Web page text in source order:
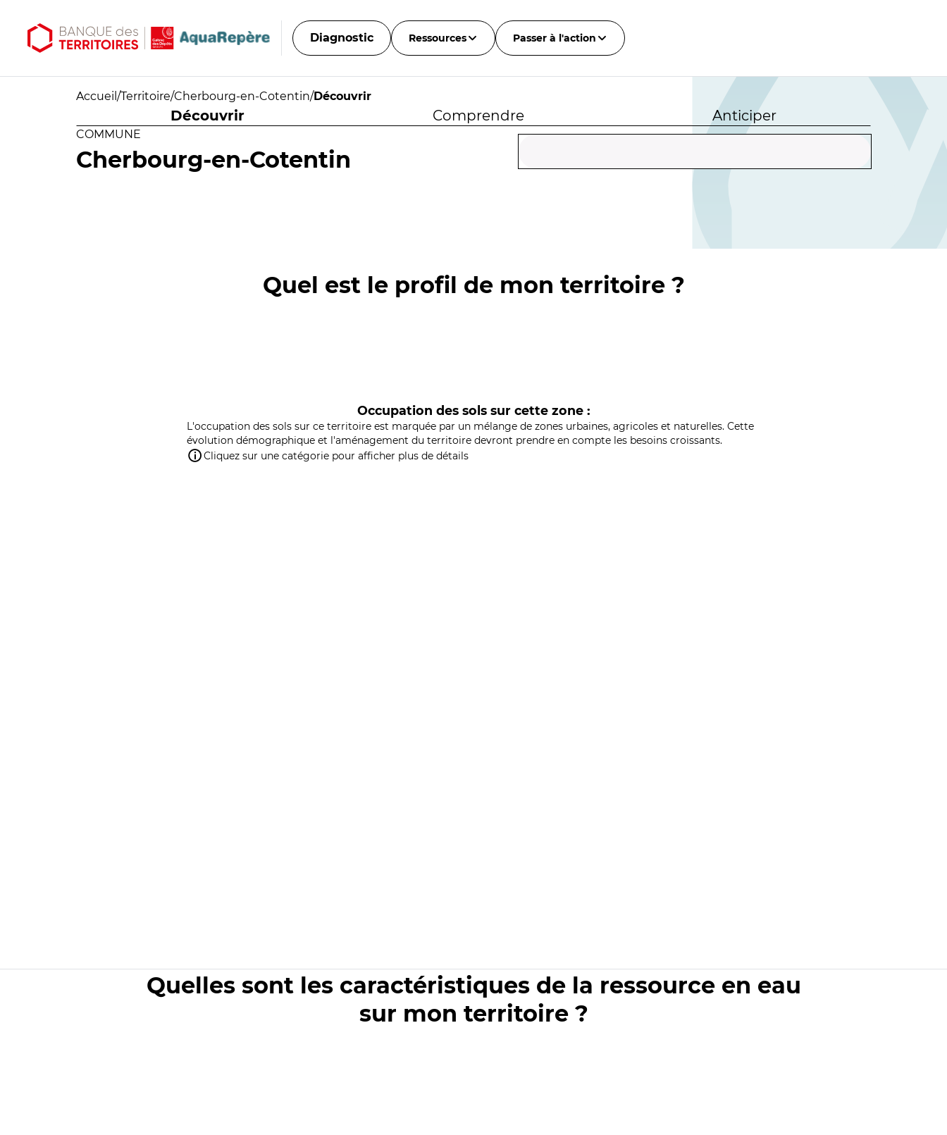
Diagnostic Ressources Passer à l'action
Accueil /Territoire/Cherbourg-en-Cotentin/Découvrir
Découvrir Comprendre Anticiper
COMMUNE
Cherbourg-en-Cotentin
Quel est le profil de mon territoire ?
Occupation des sols sur cette zone :
L'occupation des sols sur ce territoire est marquée par un mélange de zones urbaines, agricoles et naturelles. Cette
évolution démographique et l'aménagement du territoire devront prendre en compte les besoins croissants.
Cliquez sur une catégorie pour afficher plus de détails
Quelles sont les caractéristiques de la ressource en eau
sur mon territoire ?